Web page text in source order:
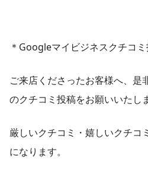
＊Googleマイビジネスクチコ
ご来店くださったお客様へ、
のクチコミ投稿をお願いいたし
厳しいクチコミ・嬉しいクチコ
になります。